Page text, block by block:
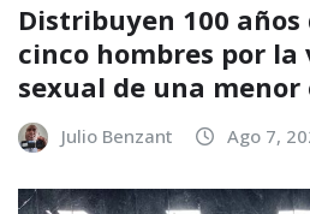
Distribuyen 100 años
cinco hombres por la
sexual de una menor
Julio Benzant Ago 7,